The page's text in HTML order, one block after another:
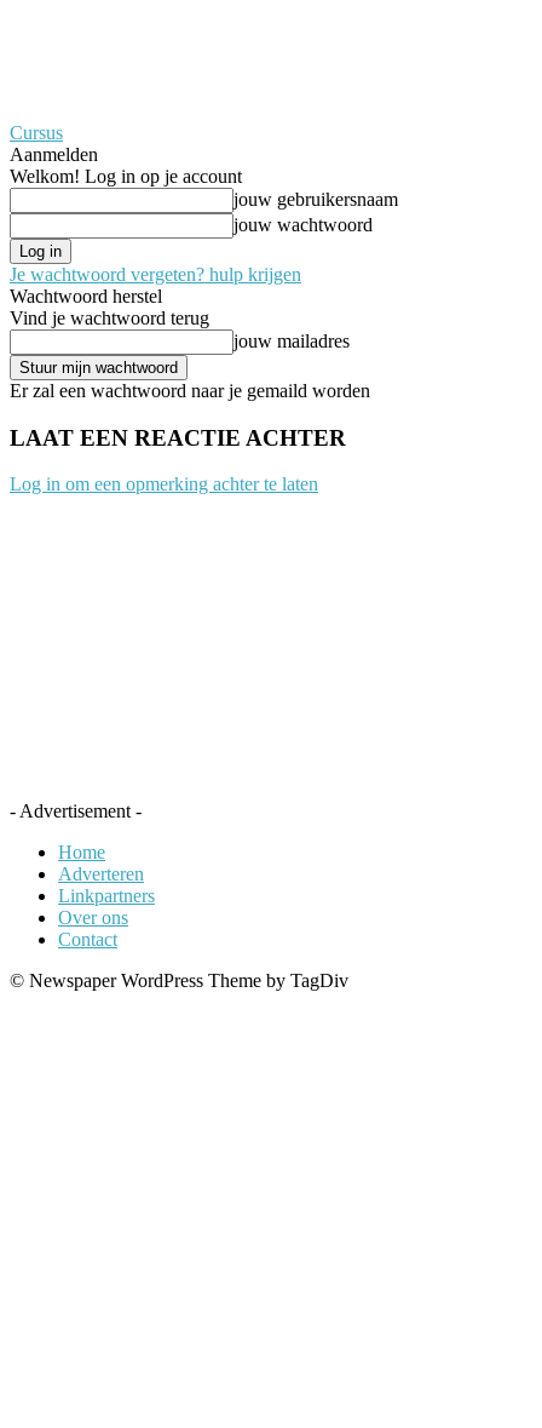
Cursus
Aanmelden
Welkom! Log in op je account
jouw gebruikersnaam
jouw wachtwoord
Je wachtwoord vergeten? hulp krijgen
Wachtwoord herstel
Vind je wachtwoord terug
jouw mailadres
Er zal een wachtwoord naar je gemaild worden
LAAT EEN REACTIE ACHTER
Log in om een opmerking achter te laten
- Advertisement -
Home
Adverteren
Linkpartners
Over ons
Contact
© Newspaper WordPress Theme by TagDiv